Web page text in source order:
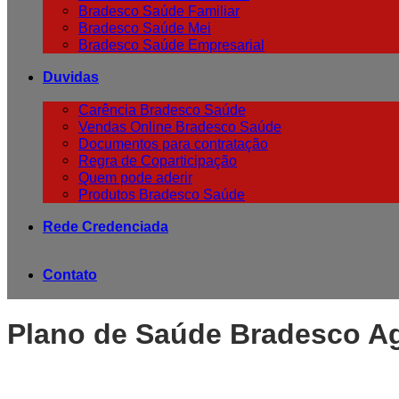
Bradesco Saúde Familiar
Bradesco Saúde Mei
Bradesco Saúde Empresarial
Duvidas
Carência Bradesco Saúde
Vendas Online Bradesco Saúde
Documentos para contratação
Regra de Coparticipação
Quem pode aderir
Produtos Bradesco Saúde
Rede Credenciada
Contato
Plano de Saúde Bradesco